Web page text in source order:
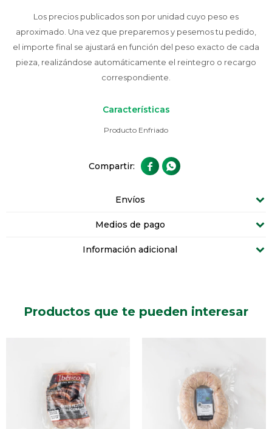
Los precios publicados son por unidad cuyo peso es
aproximado. Una vez que preparemos y pesemos tu pedido,
el importe final se ajustará en función del peso exacto de cada
pieza, realizándose automáticamente el reintegro o recargo
correspondiente.
Características
Producto Enfriado
 
Envíos
Medios de pago
Información adicional
Productos que te pueden interesar